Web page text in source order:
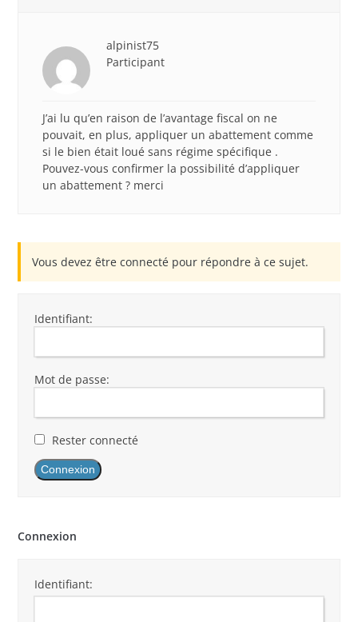
alpinist75
Participant
J’ai lu qu’en raison de l’avantage fiscal on ne
pouvait, en plus, appliquer un abattement comme
si le bien était loué sans régime spécifique .
Pouvez-vous confirmer la possibilité d’appliquer
un abattement ? merci
Vous devez être connecté pour répondre à ce sujet.
Identifiant:
Mot de passe:
Rester connecté
Connexion
Connexion
Identifiant: